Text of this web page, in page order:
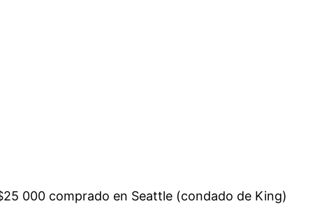
000 comprado en Seattle (condado de King)